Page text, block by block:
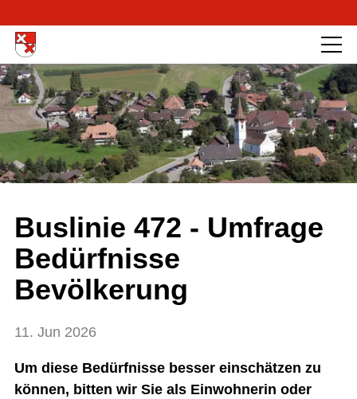
Buslinie 472 - Umfrage
Bedürfnisse
Bevölkerung
11. Jun 2026
Um diese Bedürfnisse besser einschätzen zu
können, bitten wir Sie als Einwohnerin oder